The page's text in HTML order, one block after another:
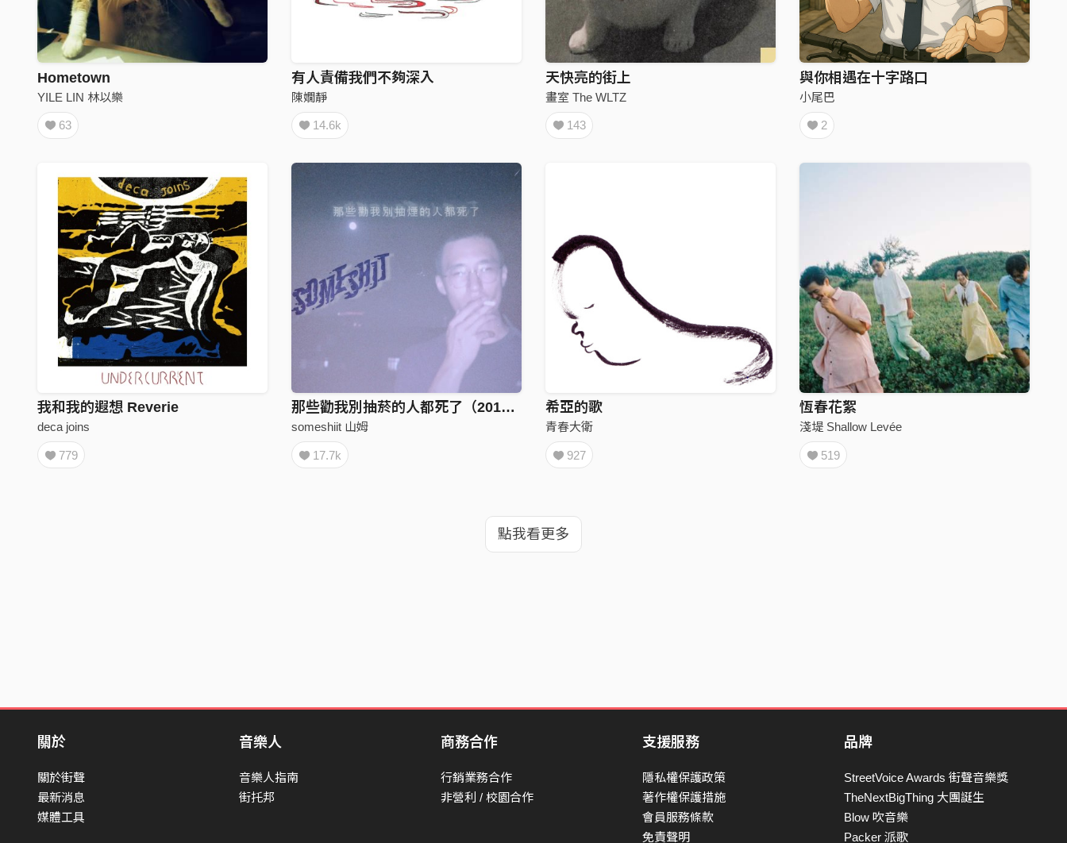
Hometown
YILE LIN 林以樂
63
有人責備我們不夠深入
陳嫺靜
14.6k
天快亮的街上
畫室 The WLTZ
143
與你相遇在十字路口
小尾巴
2
我和我的遐想 Reverie
deca joins
779
那些勸我別抽菸的人都死了（2019）
someshiit 山姆
17.7k
希亞的歌
青春大衛
927
恆春花絮
淺堤 Shallow Levée
519
點我看更多
關於
關於街聲
最新消息
媒體工具
音樂人
音樂人指南
街托邦
商務合作
行銷業務合作
非營利 / 校園合作
支援服務
隱私權保護政策
著作權保護措施
會員服務條款
免責聲明
品牌
StreetVoice Awards 街聲音樂獎
TheNextBigThing 大團誕生
Blow 吹音樂
Packer 派歌